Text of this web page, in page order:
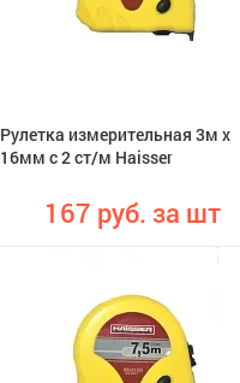
Рулетка измерительная 3м х
16мм с 2 ст/м Haisser
167 руб. за шт